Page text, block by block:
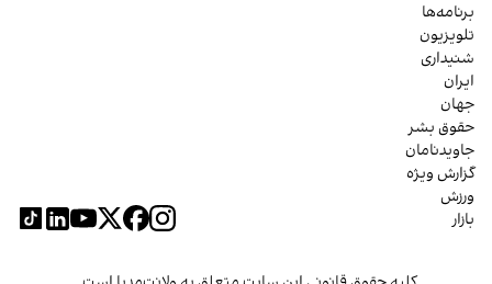
برنامه‌ها
تلویزیون
شنیداری
ایران
جهان
حقوق بشر
جاویدنامان
گزارش ویژه
ورزش
بازار